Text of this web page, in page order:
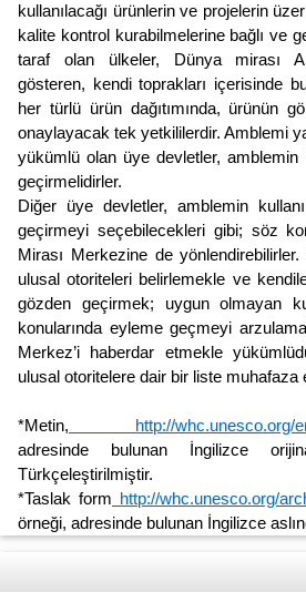
kullanılacağı ürünlerin ve projelerin
kalite kontrol kurabilmelerine bağlı ve
taraf olan ülkeler, Dünya mirası
gösteren, kendi toprakları içerisinde
her türlü ürün dağıtımında, ürünün
onaylayacak tek yetkililerdir. Amblemi
yükümlü olan üye devletler, amblemin
geçirmelidirler.
Diğer üye devletler, amblemin
geçirmeyi seçebilecekleri gibi; söz
Mirası Merkezine de
ulusal otoriteleri belirlemekle ve
gözden geçirmek; uygun olmayan
konularında eyleme geçmeyi
Merkez’i haberdar etmekle
ulusal otoritelere dair bir liste muhafaza
*Metin, http://whc.unesco.org/en/
adresinde bulunan İngilizce
Türkçeleştirilmiştir.
*Taslak form http://whc.unesco.org/
örneği, adresinde bulunan İngilizce